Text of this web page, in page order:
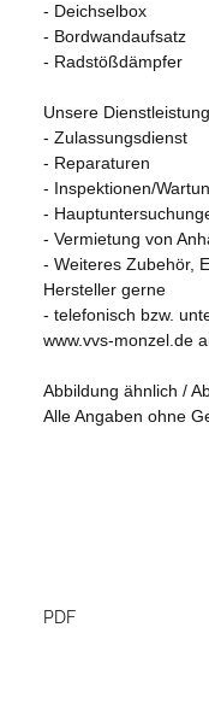
- Deichselbox
- Bordwandaufsatz
- Radstößdämpfer
Unsere
- Zulassungsdienst
- Reparaturen
- Inspektionen/
-
- Vermietung von
- Weiteres Zubehör,
Hersteller gerne
- telefonisch bzw.
www.vvs-monzel.de
Abbildung ähnlich /
Alle Angaben ohne
PDF